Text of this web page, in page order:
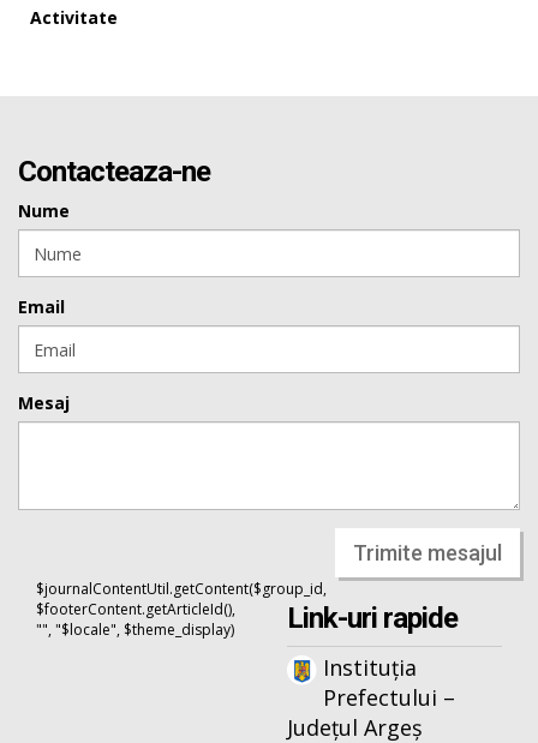
Activitate
Contacteaza-ne
Nume
Email
Mesaj
Trimite mesajul
$journalContentUtil.getContent($group_id,
$footerContent.getArticleId(),
"", "$locale", $theme_display)
Link-uri rapide
Instituția
Prefectului –
Județul Argeș